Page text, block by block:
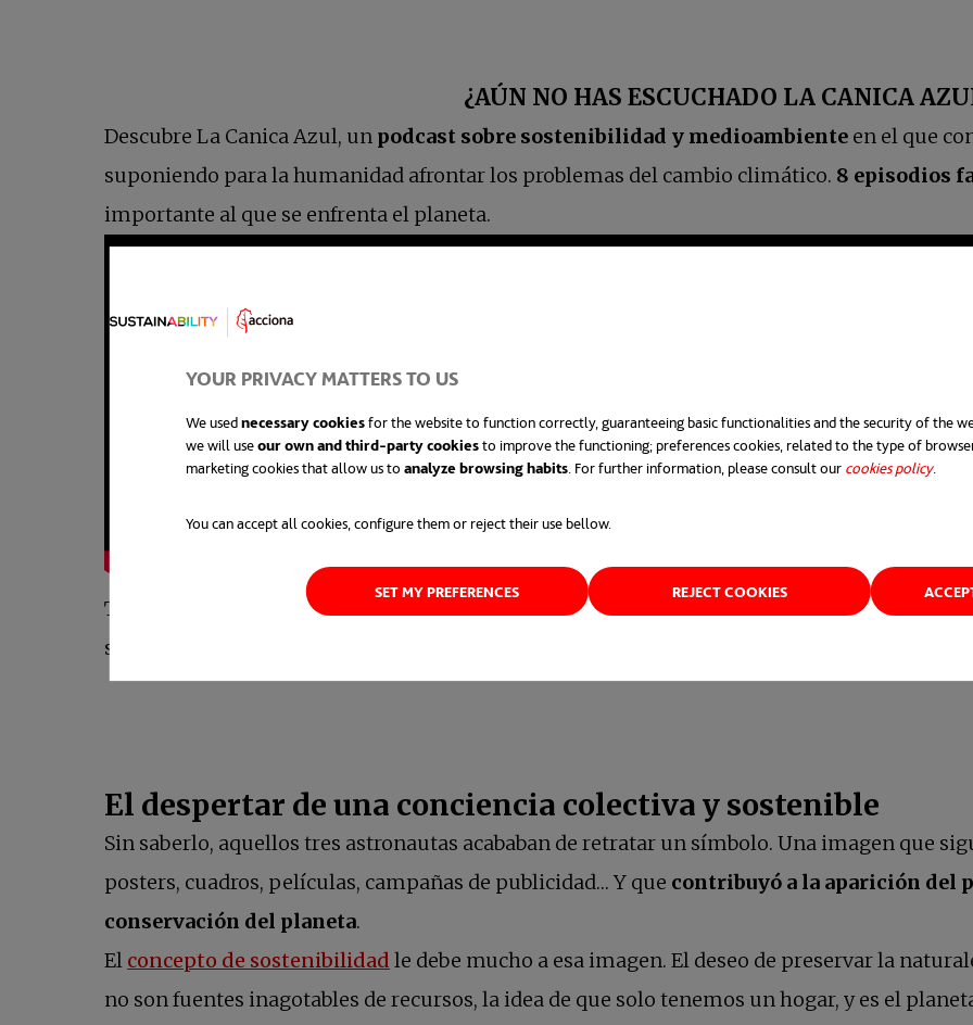
YOUR PRIVACY MATTERS TO US
We usednecessary cookiesfor the website to function correctly, guaranteeing basic functionalities and the security of the
we will useour own and third-party cookiesto improve the functioning; preferences cookies, related to the type of
marketing cookies that allow us to analyze browsing habits. For further information, please consult our cookies policy.
You can accept all cookies, configure them or reject their use bellow.
SET MY PREFERENCES REJECT COOKIES
¿AÚN NO HAS ESCUCHADO LA CANICA
Descubre La Canica Azul, un podcast sobre sostenibilidad y medioambiente en el que
suponiendo para la humanidad afrontar los problemas del cambio climático. 8 episodios
importante al que se enfrenta el planeta.
También puedes encontrar todos los capítulos deLa Canica Azul las principales
sorprenderá!
El despertar de una conciencia colectiva y sostenible
Sin saberlo, aquellos tres astronautas acababan de retratar un símbolo. Una imagen que
posters, cuadros, películas, campañas de publicidad… Y que contribuyó a la aparición del
conservación del planeta.
El concepto de sostenibilidad le debe mucho a esa imagen. El deseo de preservar la
no son fuentes inagotables de recursos, la idea de que solo tenemos un hogar, y es el